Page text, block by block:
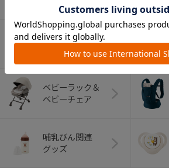
（コンビ）
ベビーカー
ベビーラック＆
ベビーチェア
哺乳びん関連
グッズ